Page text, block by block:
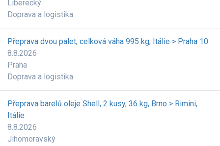
Liberecký
Doprava a logistika
Přeprava dvou palet, celková váha 995 kg, Itálie > Praha 10
8.8.2026
Praha
Doprava a logistika
Přeprava barelů oleje Shell, 2 kusy, 36 kg, Brno > Rimini,
Itálie
8.8.2026
Jihomoravský